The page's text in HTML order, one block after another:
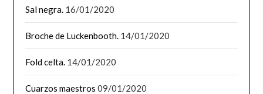
Sal negra. 16/01/2020
Broche de Luckenbooth. 14/01/2020
Fold celta. 14/01/2020
Cuarzos maestros 09/01/2020